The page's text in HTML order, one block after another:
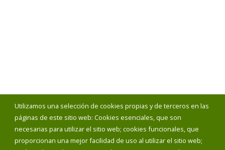
Utilizamos una selección de cookies propias y de terceros en las
páginas de este sitio web: Cookies esenciales, que son
necesarias para utilizar el sitio web; cookies funcionales, que
proporcionan una mejor facilidad de uso al utilizar el sitio web;